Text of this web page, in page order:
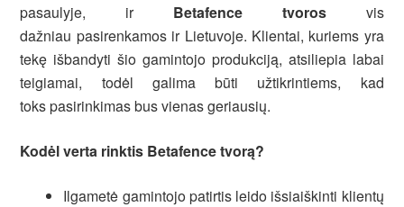
pasaulyje, ir Betafence tvorosvis
dažniau pasirenkamos ir Lietuvoje. Klientai, kuriems yra
tekę išbandyti šio gamintojo produkciją, atsiliepia labai
teigiamai, todėl galima būti užtikrintiems, kad
toks pasirinkimas bus vienas geriausių.
Kodėl verta rinktis Betafence tvorą?
Ilgametė gamintojo patirtis leido išsiaiškinti klientų